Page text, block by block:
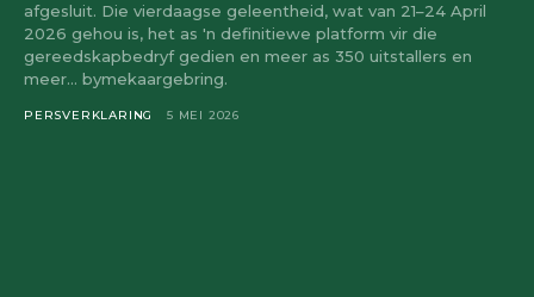
afgesluit. Die vierdaagse geleentheid, wat van 21–24 April
2026 gehou is, het as 'n definitiewe platform vir die
gereedskapbedryf gedien en meer as 350 uitstallers en
meer... bymekaargebring.
PERSVERKLARING 5 MEI 2026